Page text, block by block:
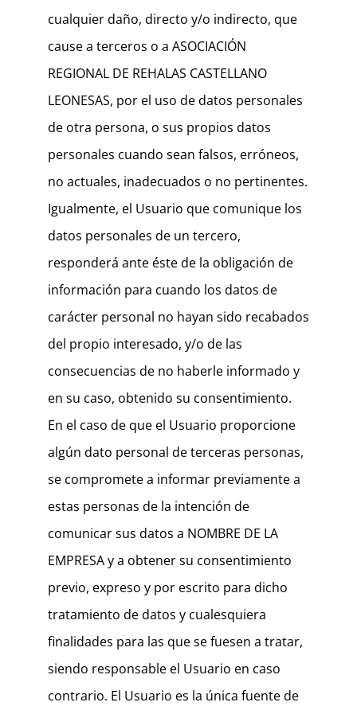
cualquier daño, directo y/o indirecto, que
cause a terceros o a ASOCIACIÓN
REGIONAL DE REHALAS CASTELLANO
LEONESAS, por el uso de datos personales
de otra persona, o sus propios datos
personales cuando sean falsos, erróneos,
no actuales, inadecuados o no pertinentes.
Igualmente, el Usuario que comunique los
datos personales de un tercero,
responderá ante éste de la obligación de
información para cuando los datos de
carácter personal no hayan sido recabados
del propio interesado, y/o de las
consecuencias de no haberle informado y
en su caso, obtenido su consentimiento.
En el caso de que el Usuario proporcione
algún dato personal de terceras personas,
se compromete a informar previamente a
estas personas de la intención de
comunicar sus datos a NOMBRE DE LA
EMPRESA y a obtener su consentimiento
previo, expreso y por escrito para dicho
tratamiento de datos y cualesquiera
finalidades para las que se fuesen a tratar,
siendo responsable el Usuario en caso
contrario. El Usuario es la única fuente de